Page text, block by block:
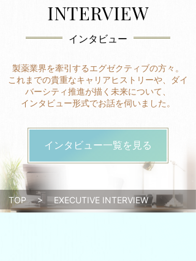
TOP > EXECUTIVE INTERVIEW
INTERVIEW
インタビュー
製薬業界を牽引するエグゼクティブの方々。
これまでの貴重なキャリアヒストリーや、ダイ
バーシティ推進が描く未来について、
インタビュー形式でお話を伺いました。
インタビュー一覧を見る